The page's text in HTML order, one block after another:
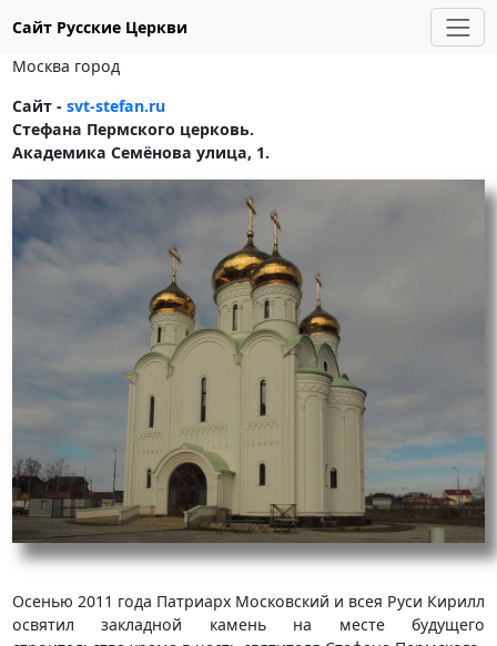
Сайт Русские Церкви
Москва город
Сайт - svt-stefan.ru
Стефана Пермского церковь.
Академика Семёнова улица, 1.
Осенью 2011 года Патриарх Московский и всея Руси Кирилл
освятил закладной камень на месте будущего